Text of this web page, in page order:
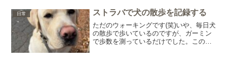
りません。腰は痛いし...
日常 ストラバで犬の散歩を記録する
ただのウォーキングです(笑)いや、毎日犬
の散歩で歩いているのですが、ガーミン
で歩数を測っているだけでした。この辺